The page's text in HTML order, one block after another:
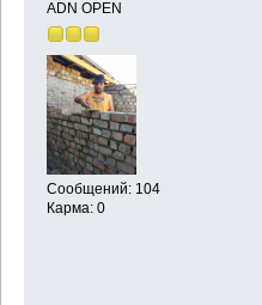
ADN OPEN
Сообщений: 104
Карма: 0